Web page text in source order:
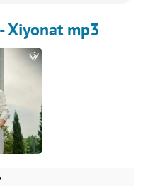
Xiyonat mp3